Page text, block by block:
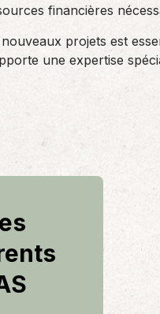
financières
projets est
une expertise